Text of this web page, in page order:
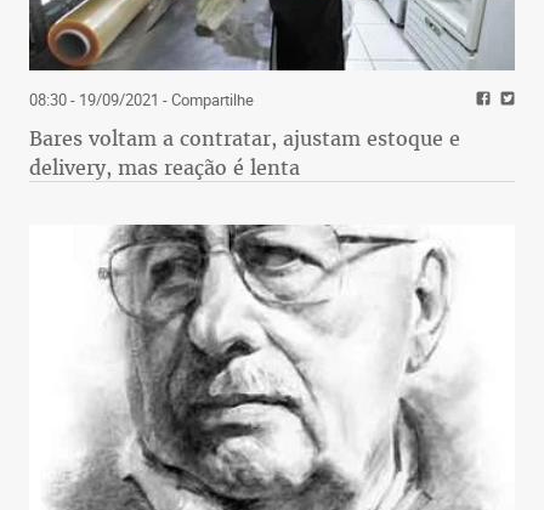
08:30 - 19/09/2021 - Compartilhe
Bares voltam a contratar, ajustam estoque e
delivery, mas reação é lenta